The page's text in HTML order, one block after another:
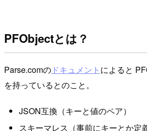
PFObjectとは？
Parse.comの ドキュメント によると
を持っているとのこと。
JSON互換（キーと値のペア）
スキーマレス（事前にキーとか定